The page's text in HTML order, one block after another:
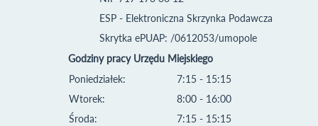
ESP - Elektroniczna Skrzynka Podawcza
Skrytka ePUAP: /0612053/umopole
Godziny pracy Urzędu Miejskiego
Poniedziałek:
Wtorek:
Środa:
7:15 - 15:15
8:00 - 16:00
7:15 - 15:15